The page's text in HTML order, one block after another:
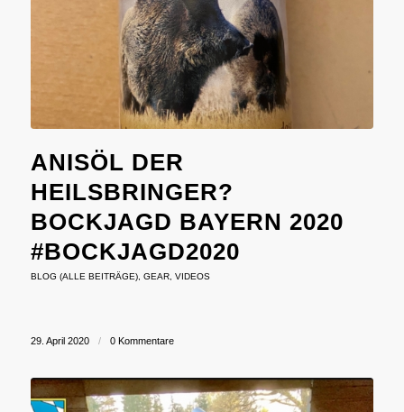
ANISÖL DER
HEILSBRINGER?
BOCKJAGD BAYERN 2020
#BOCKJAGD2020
BLOG (ALLE BEITRÄGE), GEAR, VIDEOS
29. April 2020 / 0 Kommentare